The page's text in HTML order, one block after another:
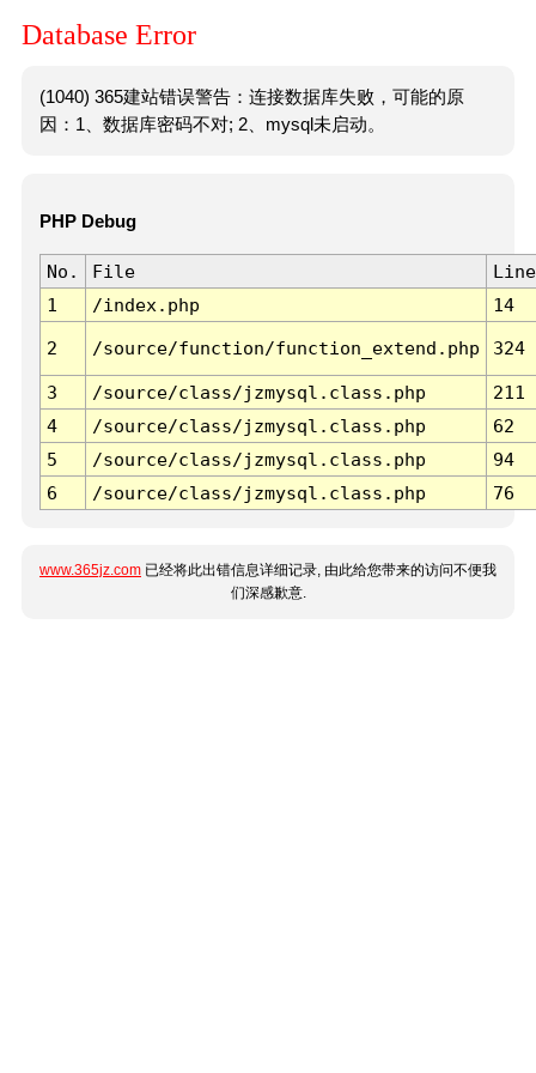
Database Error
(1040) 365建站错误警告：连接数据库失败，可能的原
因：1、数据库密码不对; 2、mysql未启动。
PHP Debug
No. File
Line
1
/index.php 14
2 /source/function/function_extend.php 324
3 /source/class/jzmysql.class.php
211
4
/source/class/jzmysql.class.php
62
5
/source/class/jzmysql.class.php
94
6
/source/class/jzmysql.class.php 76
www.365jz.com 已经将此出错信息详细记录, 由此给您带来的访问不便我
们深感歉意.